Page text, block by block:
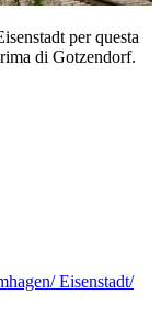
per questa
di Gotzendorf.
Eisenstadt/